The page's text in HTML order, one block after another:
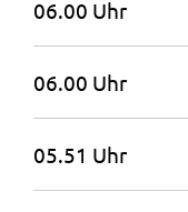
06.00 Uhr
06.00 Uhr
05.51 Uhr